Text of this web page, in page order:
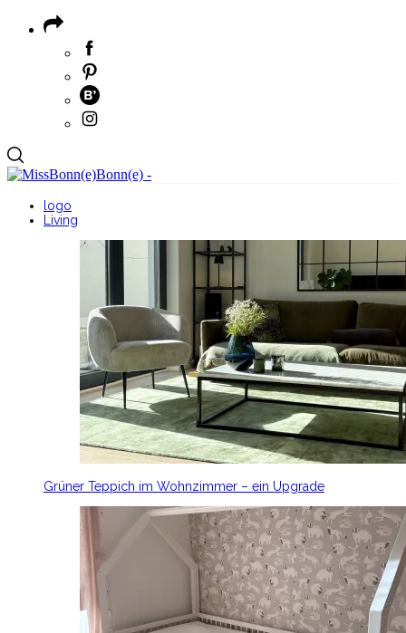
logo
Living
Grüner Teppich im Wohnzimmer – ein Upgrade